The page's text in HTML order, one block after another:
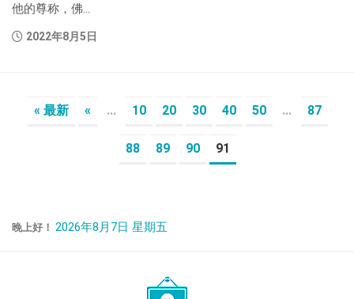
他的尊称，佛...
2022年8月5日
« 最新 « ... 10 20 30 40 50 ... 87
88 89 90 91
晚上好！ 2026年8月7日 星期五